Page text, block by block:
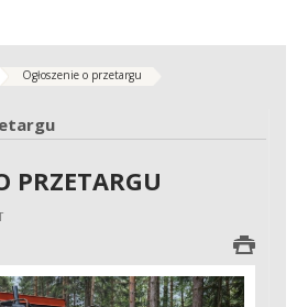
Ogłoszenie o przetargu
PRZETARGU